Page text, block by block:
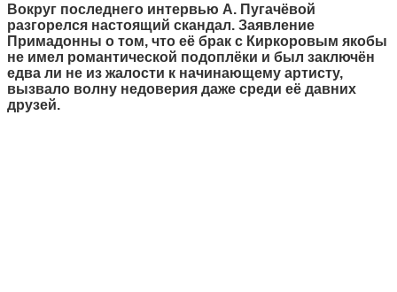
Вокруг последнего интервью А. Пугачёвой
разгорелся настоящий скандал. Заявление
Примадонны о том, что её брак с Киркоровым якобы
не имел романтической подоплёки и был заключён
едва ли не из жалости к начинающему артисту,
вызвало волну недоверия даже среди её давних
друзей.